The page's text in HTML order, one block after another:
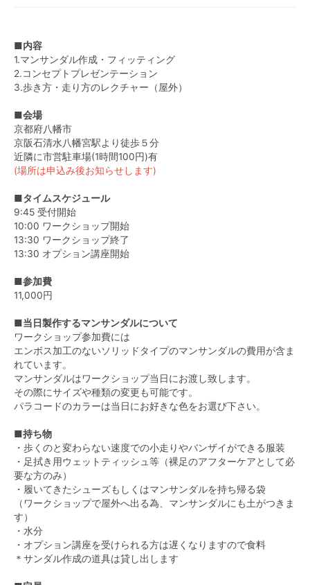
■内容
1.マンサンダル作成・フィッティング
2.コンセプトプレゼンテーション
3.歩き方・走り方のレクチャー（屋外）
■会場
京都府八幡市
京阪石清水八幡宮駅より徒歩５分
近隣に市営駐車場(1時間100円)有
(場所は申込み後お知らせします)
■タイムスケジュール
9:45 受付開始
10:00 ワークショップ開始
13:30 ワークショップ終了
13:30 オプション講座開始
■参加費
11,000円
■当日製作するマンサンダルについて
ワークショップ参加費には
エンボス加工のないソリッドタイプのマンサンダルの費用が含ま
れています。
マンサンダルはワークショップ当日にお渡し致します。
その際にサイズや種類の変更も可能です。
パラコードのカラーは当日にお好きな色をお選び下さい。
■持ち物
・歩くのと変わらない速度での小走りやバンザイができる服装
・足拭き用ウェットティッシュ等（裸足のアフターケアとして必
要な方のみ）
・履いてきたシューズもしくはマンサンダルを持ち帰る袋
（ワークショップで屋外へ出る為、マンサンダルにも土がつきま
す）
・水分
・オプション講座を受けられる方は遅くなりますので食料
＊サンダル作成の道具は貸し出します